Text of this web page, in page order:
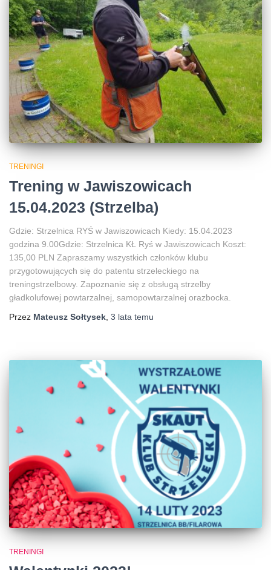
TRENINGI
Trening w Jawiszowicach
15.04.2023 (Strzelba)
Gdzie: Strzelnica RYŚ w Jawiszowicach Kiedy: 15.04.2023
godzina 9.00Gdzie: Strzelnica KŁ Ryś w Jawiszowicach Koszt:
135,00 PLN Zapraszamy wszystkich członków klubu
przygotowujących się do patentu strzeleckiego na
treningstrzelbowy. Zapoznanie się z obsługą strzelby
gładkolufowej powtarzalnej, samopowtarzalnej orazbocka.
Przez Mateusz Sołtysek 3 lata temu
TRENINGI